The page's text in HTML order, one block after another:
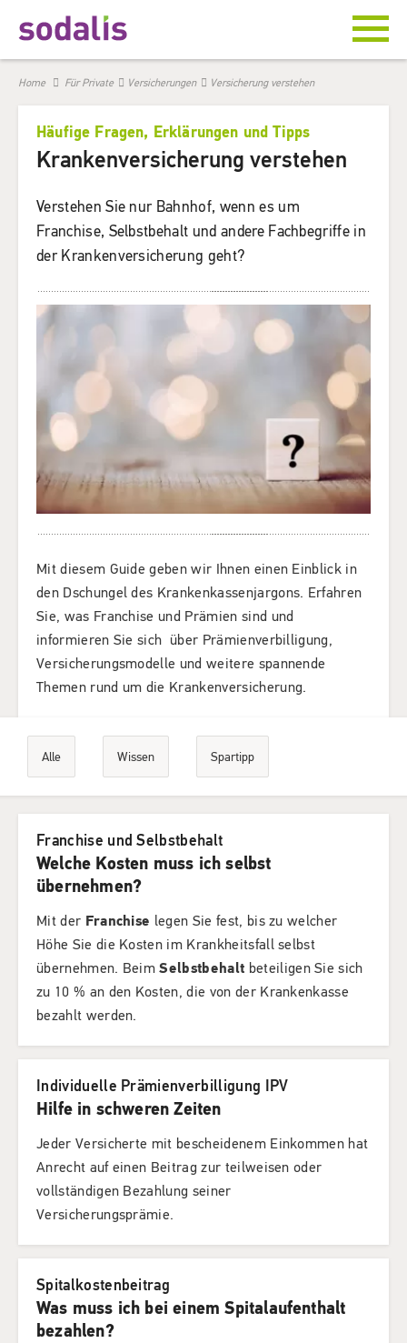
Home Für Private Versicherungen Versicherung verstehen
Häufige Fragen, Erklärungen und Tipps
Krankenversicherung verstehen
Verstehen Sie nur Bahnhof, wenn es um
Franchise, Selbstbehalt und andere Fachbegriffe in
der Krankenversicherung geht?
Mit diesem Guide geben wir Ihnen einen Einblick in
den Dschungel des Krankenkassenjargons. Erfahren
Sie, was Franchise und Prämien sind und
informieren Sie sich über Prämienverbilligung,
Versicherungsmodelle und weitere spannende
Themen rund um die Krankenversicherung.
Alle Wissen Spartipp
Franchise und Selbstbehalt
Welche Kosten muss ich selbst
übernehmen?
Mit der Franchise legen Sie fest, bis zu welcher
Höhe Sie die Kosten im Krankheitsfall selbst
übernehmen. BeimSelbstbehalt beteiligen Sie sich
zu 10 % an den Kosten, die von der Krankenkasse
bezahlt werden.
Individuelle Prämienverbilligung IPV
Hilfe in schweren Zeiten
Jeder Versicherte mit bescheidenem Einkommen hat
Anrecht auf einen Beitrag zur teilweisen oder
vollständigen Bezahlung seiner
Versicherungsprämie.
Spitalkostenbeitrag
Was muss ich bei einem Spitalaufenthalt
bezahlen?